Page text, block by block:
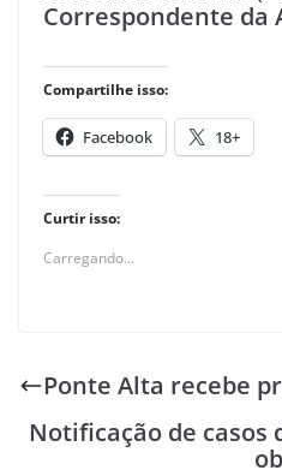
Correspondente da
Compartilhe isso:
Facebook 18+
Curtir isso:
Carregando...
Ponte Alta recebe
Notificação de casos